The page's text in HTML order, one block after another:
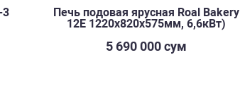
Печь подовая ярусная Roal Bakery
12E 1220х820х575мм, 6,6кВт)
5 690 000 сум